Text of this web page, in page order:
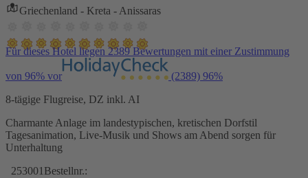
Griechenland - Kreta - Anissaras
Für dieses Hotel liegen 2389 Bewertungen mit einer Zustimmung
von 96% vor (2389) 96%
8-tägige Flugreise, DZ inkl. AI
Charmante Anlage im landestypischen, kretischen Dorfstil
Tagesanimation, Live-Musik und Shows am Abend sorgen für
Unterhaltung
253001 Bestellnr.: